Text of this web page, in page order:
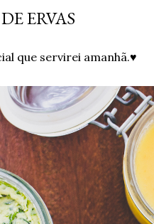
ERVAS
que servirei amanhã.♥